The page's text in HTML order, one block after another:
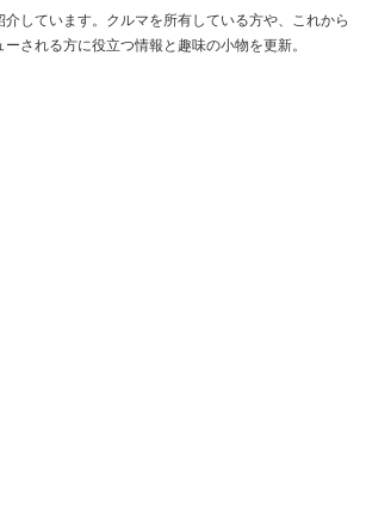
しています。クルマを所有している方や、これから
される方に役立つ情報と趣味の小物を更新。